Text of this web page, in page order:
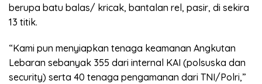
berupa batu balas/ kricak, bantalan rel, pasir, di sekira
13 titik.
“Kami pun menyiapkan tenaga keamanan Angkutan
Lebaran sebanyak 355 dari internal KAI (polsuska dan
security) serta 40 tenaga pengamanan dari TNI/Polri,”